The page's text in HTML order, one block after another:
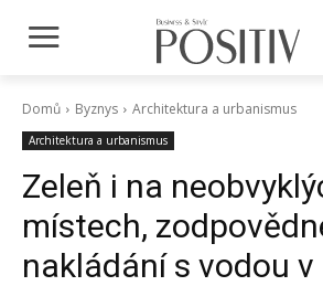
Domů Byznys Architektura a urbanismus
Architektura a urbanismus
Zeleň i na
místech,
nakládání s vodou v